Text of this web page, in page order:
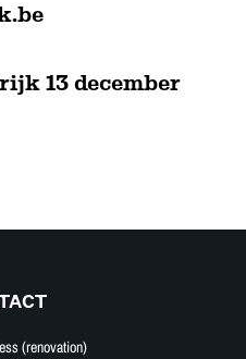
13 december
(renovation)